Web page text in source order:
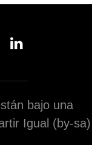
bajo una
Igual (by-sa)